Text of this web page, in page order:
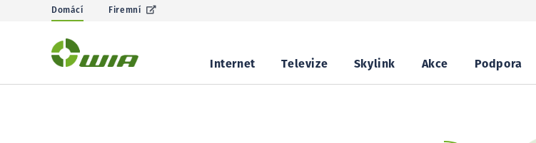
Domácí Firemní
Internet Televize Skylink Akce Podpora